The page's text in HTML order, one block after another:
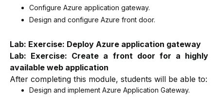
Configure Azure application gateway.
Design and configure Azure front door.
Lab: Exercise: Deploy Azure application gateway
Lab: Exercise: Create a front door for a highly
available web application
After completing this module, students will be able to:
Design and implement Azure Application Gateway.